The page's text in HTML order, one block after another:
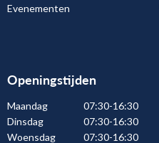
Evenementen
Openingstijden
Maandag
07:30-16:30
Dinsdag
07:30-16:30
Woensdag
07:30-16:30